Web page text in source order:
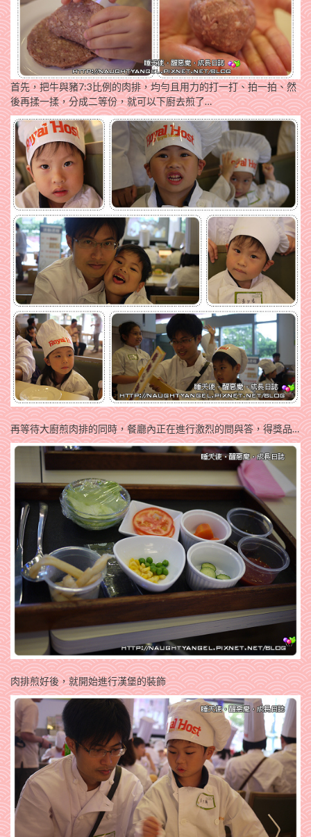
首先，把牛與豬7:3比例的肉排，均勻且用力的打一打、拍一拍、然
後再揉一揉，分成二等份，就可以下廚去煎了…
再等待大廚煎肉排的同時，餐廳內正在進行激烈的問與答，得獎品…
肉排煎好後，就開始進行漢堡的裝飾